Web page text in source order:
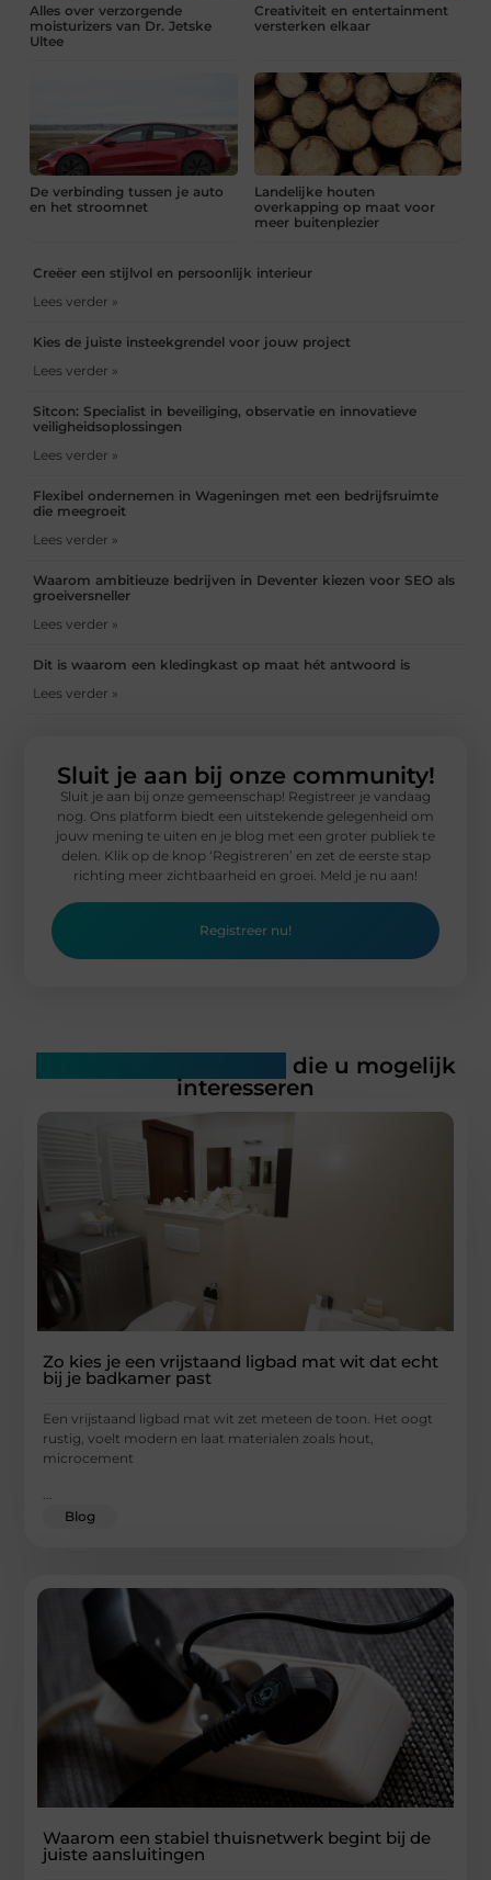
Alles over verzorgende
moisturizers van Dr. Jetske
Ultee
Creativiteit en entertainment
versterken elkaar
De verbinding tussen je auto
en het stroomnet
Landelijke houten
overkapping op maat voor
meer buitenplezier
Creëer een stijlvol en persoonlijk interieur
Lees verder »
Kies de juiste insteekgrendel voor jouw project
Lees verder »
Sitcon: Specialist in beveiliging, observatie en innovatieve
veiligheidsoplossingen
Lees verder »
Flexibel ondernemen in Wageningen met een bedrijfsruimte
die meegroeit
Lees verder »
Waarom ambitieuze bedrijven in Deventer kiezen voor SEO als
groeiversneller
Lees verder »
Dit is waarom een kledingkast op maat hét antwoord is
Lees verder »
Sluit je aan bij onze community!
Sluit je aan bij onze gemeenschap! Registreer je vandaag
nog. Ons platform biedt een uitstekende gelegenheid om
jouw mening te uiten en je blog met een groter publiek te
delen. Klik op de knop ‘Registreren’ en zet de eerste stap
richting meer zichtbaarheid en groei. Meld je nu aan!
Registreer nu!
die u mogelijk
interesseren
Zo kies je een vrijstaand ligbad mat wit dat echt
bij je badkamer past
Een vrijstaand ligbad mat wit zet meteen de toon. Het oogt
rustig, voelt modern en laat materialen zoals hout,
microcement
Blog
Waarom een stabiel thuisnetwerk begint bij de
juiste aansluitingen